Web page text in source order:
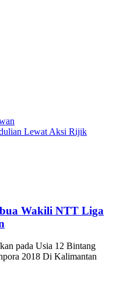
Lewat Aksi Rijik
Wakili NTT Liga
pada Usia 12 Bintang
2018 Di Kalimantan